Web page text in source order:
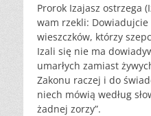
Prorok Izajasz ostrzega
wam rzekli:
wieszczków, którzy
Izali się nie ma
umarłych zamiast
Zakonu raczej i do
niech mówią według
żadnej zorzy”.